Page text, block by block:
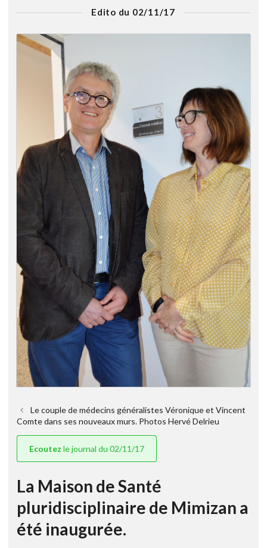
Edito du 02/11/17
Le couple de médecins généralistes Véronique et Vincent
Comte dans ses nouveaux murs. Photos Hervé Delrieu
Ecoutez le journal du 02/11/17
La Maison de Santé
pluridisciplinaire de Mimizan a
été inaugurée.